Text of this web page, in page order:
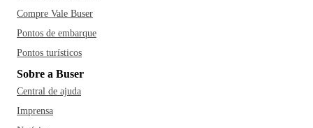
Compre Vale Buser
Pontos de embarque
Pontos turísticos
Sobre a Buser
Central de ajuda
Imprensa